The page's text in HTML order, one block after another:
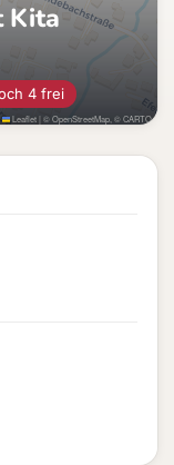
Kita
4 frei
Leaflet| ©OpenStreetMap , ©CARTO